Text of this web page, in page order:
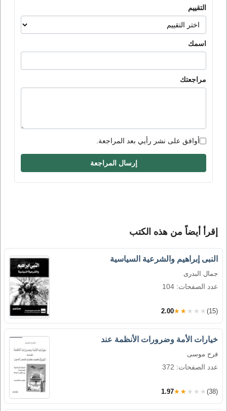
التقييم
اسمك
مراجعتك
أوافق على نشر رأيي بعد المراجعة.
إرسال المراجعة
إقرأ أيضاً من هذه الكتب
النبى إبراهيم والشرعية السياسية
جمال البدرى
عدد الصفحات: 104
2.00★★★★★ (15)
خيارات الأمة وضرورات الأنظمة عند
فرح موسى
عدد الصفحات: 372
1.97★★★★★ (38)